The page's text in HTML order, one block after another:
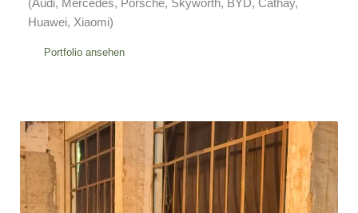
(Audi, Mercedes, Porsche, Skyworth, BYD, Cathay,
Huawei, Xiaomi)
Portfolio ansehen